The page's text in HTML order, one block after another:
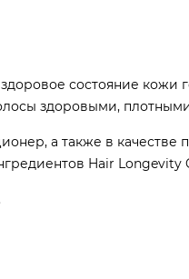
состояние кожи
здоровыми,
а также в качестве
Hair Longevity